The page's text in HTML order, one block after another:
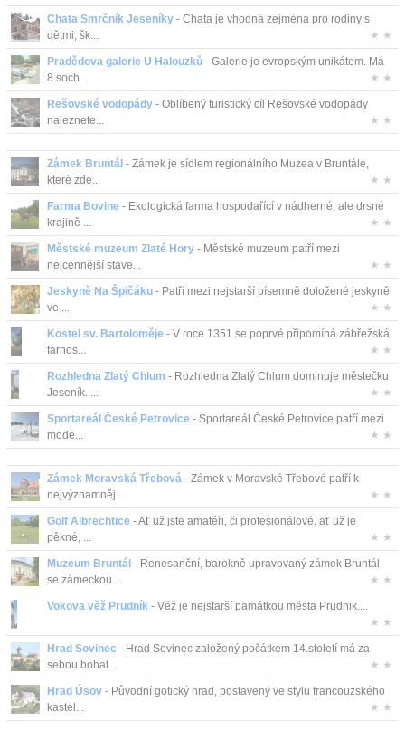
Chata Smrčník Jeseníky - Chata je vhodná zejména pro rodiny s
dětmi, šk...
★ ★
Pradědova galerie U Halouzků - Galerie je evropským unikátem. Má
8 soch...
★ ★
Rešovské vodopády - Oblíbený turistický cíl Rešovské vodopády
naleznete...
★ ★
Zámek Bruntál - Zámek je sídlem regionálního Muzea v Bruntále,
které zde...
★ ★
Farma Bovine - Ekologická farma hospodařící v nádherné, ale drsné
krajině ...
★ ★
Městské muzeum Zlaté Hory - Městské muzeum patří mezi
nejcennější stave...
★ ★
Jeskyně Na Špičáku - Patří mezi nejstarší písemně doložené jeskyně
ve ...
★ ★
Kostel sv. Bartoloměje - V roce 1351 se poprvé připomíná zábřežská
farnos...
★ ★
Rozhledna Zlatý Chlum - Rozhledna Zlatý Chlum dominuje městečku
Jeseník.....
★ ★
Sportareál České Petrovice - Sportareál České Petrovice patří mezi
mode...
★ ★
Zámek Moravská Třebová - Zámek v Moravské Třebové patří k
nejvýznamněj...
★ ★
Golf Albrechtice - Ať už jste amatéři, či profesionálové, ať už je
pěkné, ...
★ ★
Muzeum Bruntál - Renesanční, barokně upravovaný zámek Bruntál
se zámeckou...
★ ★
Vokova věž Prudník - Věž je nejstarší památkou města Prudnik....
★ ★
Hrad Sovinec - Hrad Sovinec založený počátkem 14.století má za
sebou bohat...
★ ★
Hrad Úsov - Původní gotický hrad, postavený ve stylu francouzského
kastel...
★ ★